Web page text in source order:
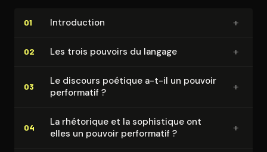
01 In­tro­duc­tion +
02 Les trois pouvoirs du langage +
03
Le discours poétique a-t-il un pouvoir
performatif ?
+
04
La rhétorique et la sophistique ont
elles un pouvoir performatif ?
+